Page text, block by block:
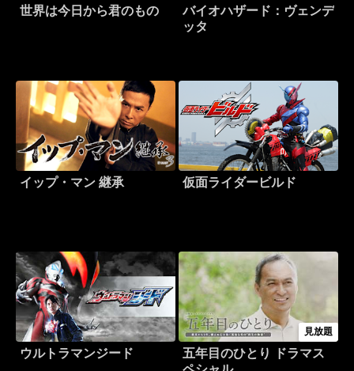
世界は今日から君のもの
バイオハザード：ヴェンデ
ッタ
イップ・マン 継承 仮面ライダービルド
ウルトラマンジード
見放題
五年目のひとり ドラマス